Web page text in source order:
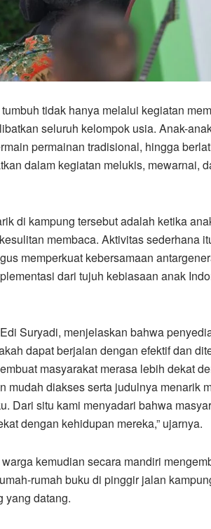
tidak hanya melalui kegiatan
seluruh kelompok usia. Anak-
permainan tradisional, hingga
dalam kegiatan melukis, mewarnai,
di kampung tersebut adalah ketika
membaca. Aktivitas sederhana
memperkuat kebersamaan
dari tujuh kebiasaan anak
Suryadi, menjelaskan bahwa
dapat berjalan dengan efektif dan
masyarakat merasa lebih dekat
mudah diakses serta judulnya menarik
Dari situ kami menyadari bahwa
dengan kehidupan mereka,” ujarnya.
kemudian secara mandiri
rumah buku di pinggir jalan
yang datang.